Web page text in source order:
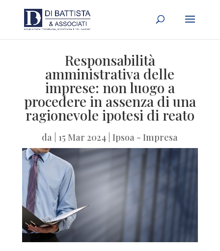
Responsabilità
amministrativa delle
imprese: non luogo a
procedere in assenza di una
ragionevole ipotesi di reato
da 15 Mar 2024 |Ipsoa - Impresa